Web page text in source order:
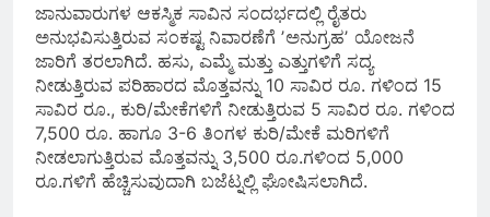
ಜಾನುವಾರುಗಳ ಆಕಸ್ಮಿಕ ಸಾವಿನ ಸಂದರ್ಭದಲ್ಲಿ ರೈತರು
ಅನುಭವಿಸುತ್ತಿರುವ ಸಂಕಷ್ಟ ನಿವಾರಣೆಗೆ ʼಅನುಗ್ರಹʼ ಯೋಜನೆ
ಜಾರಿಗೆ ತರಲಾಗಿದೆ. ಹಸು, ಎಮ್ಮೆ ಮತ್ತು ಎತ್ತುಗಳಿಗೆ ಸದ್ಯ
ನೀಡುತ್ತಿರುವ ಪರಿಹಾರದ ಮೊತ್ತವನ್ನು 10 ಸಾವಿರ ರೂ. ಗಳಿಂದ 15
ಸಾವಿರ ರೂ., ಕುರಿ/ಮೇಕೆಗಳಿಗೆ ನೀಡುತ್ತಿರುವ 5 ಸಾವಿರ ರೂ. ಗಳಿಂದ
7,500 ರೂ. ಹಾಗೂ 3-6 ತಿಂಗಳ ಕುರಿ/ಮೇಕೆ ಮರಿಗಳಿಗೆ
ನೀಡಲಾಗುತ್ತಿರುವ ಮೊತ್ತವನ್ನು 3,500 ರೂ.ಗಳಿಂದ 5,000
ರೂ.ಗಳಿಗೆ ಹೆಚ್ಚಿಸುವುದಾಗಿ ಬಜೆಟ್ನಲ್ಲಿ ಘೋಷಿಸಲಾಗಿದೆ.